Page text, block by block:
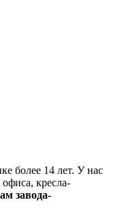
более 14 лет. У нас
кресла-
завода-